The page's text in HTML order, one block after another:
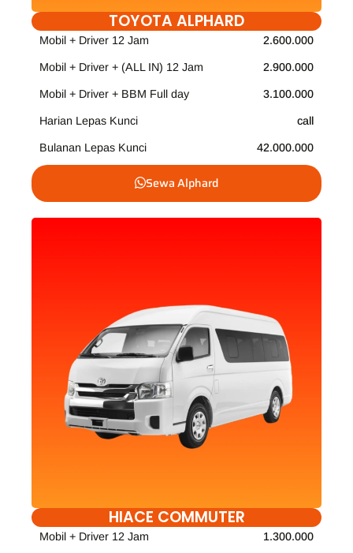
TOYOTA ALPHARD
Mobil + Driver 12 Jam 2.600.000
Mobil + Driver + (ALL IN) 12 Jam 2.900.000
Mobil + Driver + BBM Full day 3.100.000
Harian Lepas Kunci call
Bulanan Lepas Kunci 42.000.000
Sewa Alphard
HIACE COMMUTER
Mobil + Driver 12 Jam 1.300.000